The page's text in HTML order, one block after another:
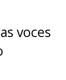
voces